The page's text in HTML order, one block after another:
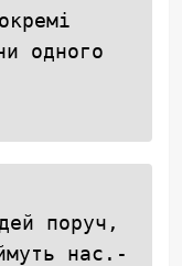
одного
поруч,
нас.-